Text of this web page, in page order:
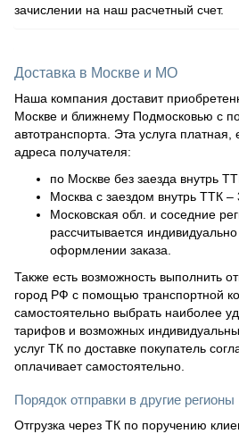
зачислении на наш расчетный счет.
Доставка в Москве и МО
Наша компания доставит
Москве и ближнему Подмосковью с
автотранспорта. Эта услуга платная,
адреса получателя:
по Москве без заезда внутрь
Москва с заездом внутрь ТТК –
Московская обл. и соседние
рассчитывается
оформлении заказа.
Также есть возможность выполнить
город РФ с помощью транспортной
самостоятельно выбрать наиболее
тарифов и возможных
услуг ТК по доставке покупатель
оплачивает самостоятельно.
Порядок отправки в другие регионы
Отгрузка через ТК по поручению